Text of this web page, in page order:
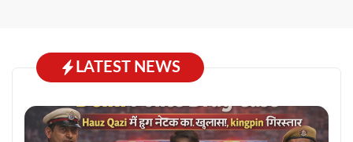
LATEST NEWS